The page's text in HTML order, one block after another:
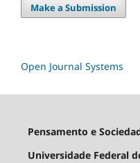
Make a Submission
Open Journal Systems
Pensamento e
Universidade Federal